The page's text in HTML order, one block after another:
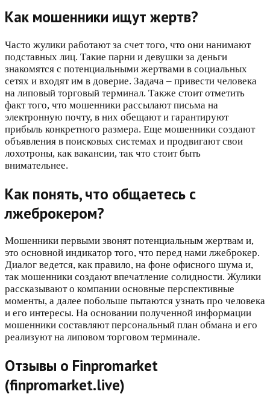
Как мошенники ищут жертв?
Часто жулики работают за счет того, что они нанимают
подставных лиц. Такие парни и девушки за деньги
знакомятся с потенциальными жертвами в социальных
сетях и входят им в доверие. Задача – привести человека
на липовый торговый терминал. Также стоит отметить
факт того, что мошенники рассылают письма на
электронную почту, в них обещают и гарантируют
прибыль конкретного размера. Еще мошенники создают
объявления в поисковых системах и продвигают свои
лохотроны, как вакансии, так что стоит быть
внимательнее.
Как понять, что общаетесь с
лжеброкером?
Мошенники первыми звонят потенциальным жертвам и,
это основной индикатор того, что перед нами лжеброкер.
Диалог ведется, как правило, на фоне офисного шума и,
так мошенники создают впечатление солидности. Жулики
рассказывают о компании основные перспективные
моменты, а далее побольше пытаются узнать про человека
и его интересы. На основании полученной информации
мошенники составляют персональный план обмана и его
реализуют на липовом торговом терминале.
Отзывы о Finpromarket
(finpromarket.live)